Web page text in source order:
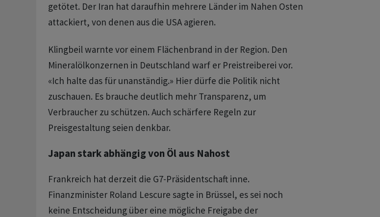
getötet. Der Iran hat daraufhin mehrere Länder im Nahen Osten
attackiert, von denen aus die USA ​agieren.
Klingbeil warnte vor einem Flächenbrand in der Region. Den
Mineralölkonzernen in Deutschland warf er Preistreiberei ​vor.
«Ich halte das für unanständig.» Hier dürfe die Politik nicht
zuschauen. Es brauche ​deutlich mehr Transparenz, um
Verbraucher zu schützen. Auch schärfere Regeln zur
Preisgestaltung seien denkbar.
Japan stark abhängig von Öl aus Nahost
Frankreich hat derzeit die G7-Präsidentschaft inne.
Finanzminister Roland ‌Lescure sagte in Brüssel, es sei noch
keine Entscheidung über eine mögliche Freigabe der